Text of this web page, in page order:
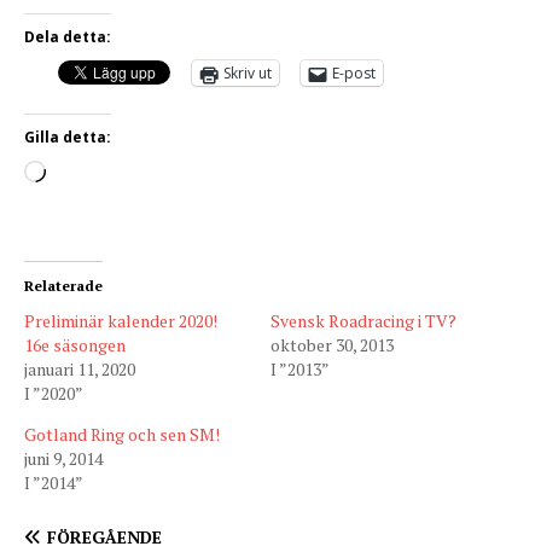
Dela detta:
Skriv ut
E-post
Gilla detta:
Relaterade
Preliminär kalender 2020!
16e säsongen
januari 11, 2020
I ”2020”
Svensk Roadracing i TV?
oktober 30, 2013
I ”2013”
Gotland Ring och sen SM!
juni 9, 2014
I ”2014”
FÖREGÅENDE